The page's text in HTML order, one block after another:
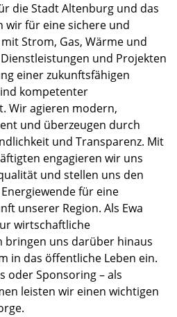
die Stadt Altenburg und das
wir für eine sichere und
Strom, Gas, Wärme und
und Projekten
einer zukunftsfähigen
kompetenter
Wir agieren modern,
und überzeugen durch
und Transparenz. Mit
engagieren wir uns
und stellen uns den
für eine
unserer Region. Als Ewa
wirtschaftliche
uns darüber hinaus
in das öffentliche Leben ein.
oder Sponsoring – als
leisten wir einen wichtigen